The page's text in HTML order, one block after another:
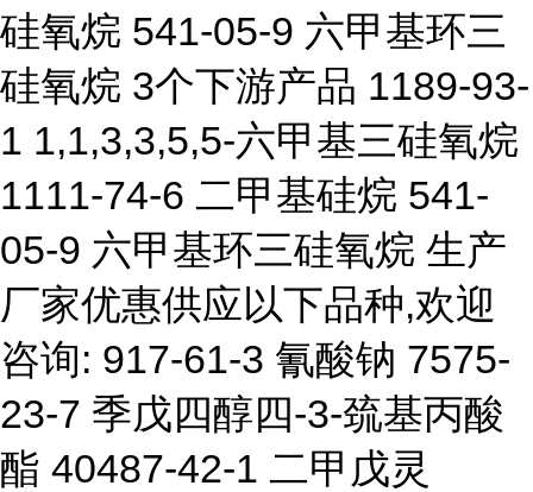
硅氧烷 541-05-9 六甲基环三
硅氧烷 3个下游产品 1189-93-
1 1,1,3,3,5,5-六甲基三硅氧烷
1111-74-6 二甲基硅烷 541-
05-9 六甲基环三硅氧烷 生产
厂家优惠供应以下品种,欢迎
咨询: 917-61-3 氰酸钠 7575-
23-7 季戊四醇四-3-巯基丙酸
酯 40487-42-1 二甲戊灵